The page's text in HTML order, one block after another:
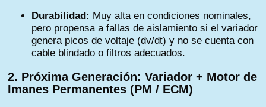
Durabilidad: Muy alta en condiciones nominales,
pero propensa a fallas de aislamiento si el variador
genera picos de voltaje (dv/dt) y no se cuenta con
cable blindado o filtros adecuados.
2. Próxima Generación: Variador + Motor de
Imanes Permanentes (PM / ECM)